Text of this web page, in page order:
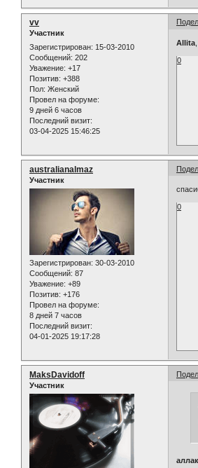
vv
Участник
Зарегистрирован: 15-03-2010
Сообщений: 202
Уважение: +17
Позитив: +388
Пол: Женский
Провел на форуме:
9 дней 6 часов
Последний визит:
03-04-2025 15:46:25
Allita
0
australianalmaz
Участник
Зарегистрирован: 30-03-2010
Сообщений: 87
Уважение: +89
Позитив: +176
Провел на форуме:
8 дней 7 часов
Последний визит:
04-01-2025 19:17:28
0
MaksDavidoff
Участник
аллак